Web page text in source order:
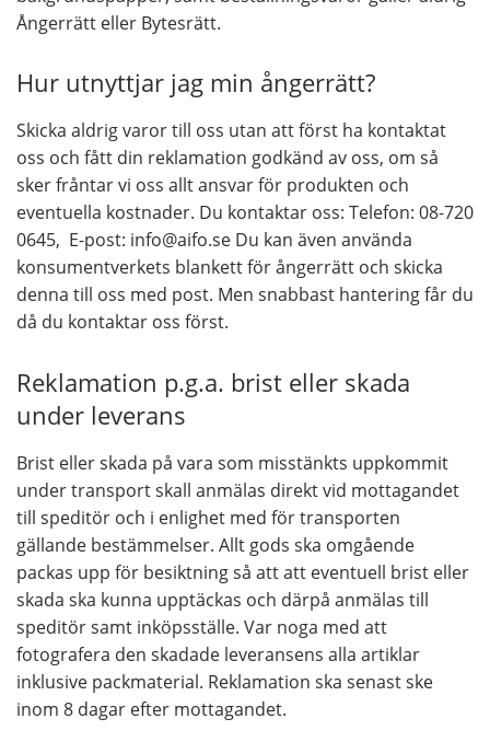
Ångerrätt eller Bytesrätt.
Hur utnyttjar jag min ångerrätt?
Skicka aldrig varor till oss utan att först ha kontaktat
oss och fått din reklamation godkänd av oss, om så
sker fråntar vi oss allt ansvar för produkten och
eventuella kostnader. Du kontaktar oss: Telefon: 08-720
0645, E-post: info@aifo.se Du kan även använda
konsumentverkets blankett för ångerrätt och skicka
denna till oss med post. Men snabbast hantering får du
då du kontaktar oss först.
Reklamation p.g.a. brist eller skada
under leverans
Brist eller skada på vara som misstänkts uppkommit
under transport skall anmälas direkt vid mottagandet
till speditör och i enlighet med för transporten
gällande bestämmelser. Allt gods ska omgående
packas upp för besiktning så att att eventuell brist eller
skada ska kunna upptäckas och därpå anmälas till
speditör samt inköpsställe. Var noga med att
fotografera den skadade leveransens alla artiklar
inklusive packmaterial. Reklamation ska senast ske
inom 8 dagar efter mottagandet.